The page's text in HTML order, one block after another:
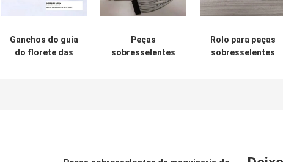
Ganchos do guia
do florete das
Peças
sobresselentes
Rolo para peças
sobresselentes